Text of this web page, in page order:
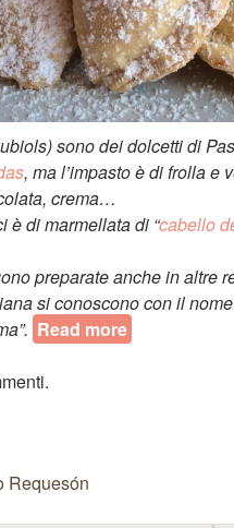
sono dei dolcetti di
, ma l’impasto è di frolla e
crema…
è di marmellata di “cabello
preparate anche in altre
si conoscono con il nome
Read more